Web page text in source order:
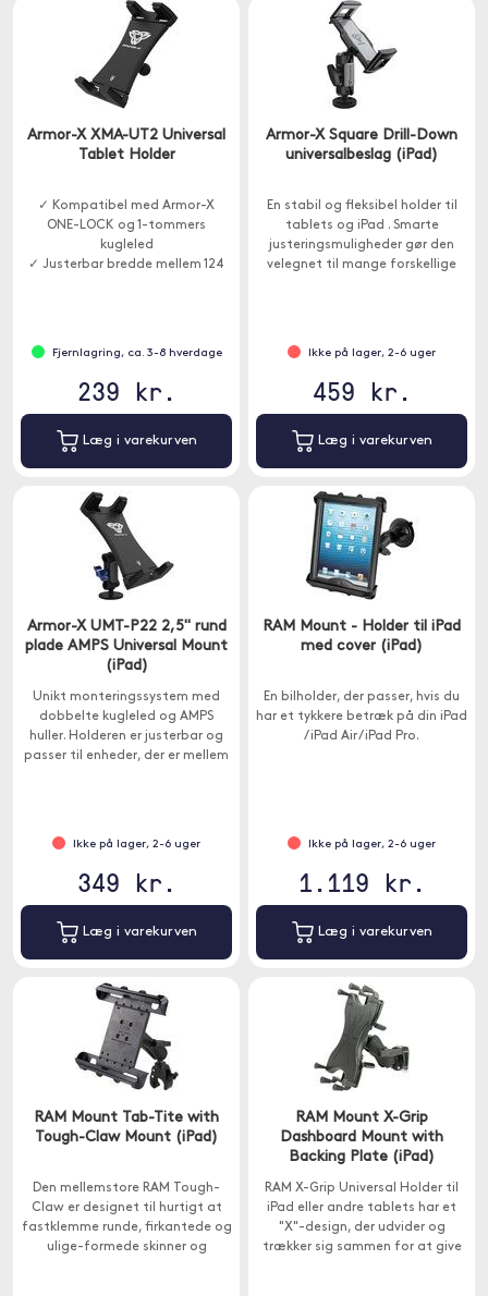
Armor-X XMA-UT2 Universal
Tablet Holder
✓ Kompatibel med Armor-X
ONE-LOCK og 1-tommers
kugleled
✓ Justerbar bredde mellem 124
Fjernlagring, ca. 3-8 hverdage
239 kr.
Læg i varekurven
Armor-X Square Drill-Down
universalbeslag (iPad)
En stabil og fleksibel holder til
tablets og iPad . Smarte
justeringsmuligheder gør den
velegnet til mange forskellige
Ikke på lager, 2-6 uger
459 kr.
Læg i varekurven
Armor-X UMT-P22 2,5" rund
plade AMPS Universal Mount
(iPad)
Unikt monteringssystem med
dobbelte kugleled og AMPS
huller. Holderen er justerbar og
passer til enheder, der er mellem
Ikke på lager, 2-6 uger
349 kr.
Læg i varekurven
RAM Mount - Holder til iPad
med cover (iPad)
En bilholder, der passer, hvis du
har et tykkere betræk på din iPad
/ iPad Air / iPad Pro.
Ikke på lager, 2-6 uger
1.119 kr.
Læg i varekurven
RAM Mount Tab-Tite with
Tough-Claw Mount (iPad)
Den mellemstore RAM Tough-
Claw er designet til hurtigt at
fastklemme runde, firkantede og
ulige-formede skinner og
RAM Mount X-Grip
Dashboard Mount with
Backing Plate (iPad)
RAM X-Grip Universal Holder til
iPad eller andre tablets har et
"X"-design, der udvider og
trækker sig sammen for at give